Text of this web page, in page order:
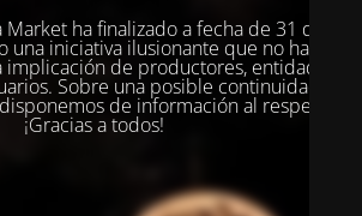
ha finalizado a fecha de 31 de
iniciativa ilusionante que no habría
de productores, entidades
Sobre una posible continuidad, en
de información al respecto.
¡Gracias a todos!